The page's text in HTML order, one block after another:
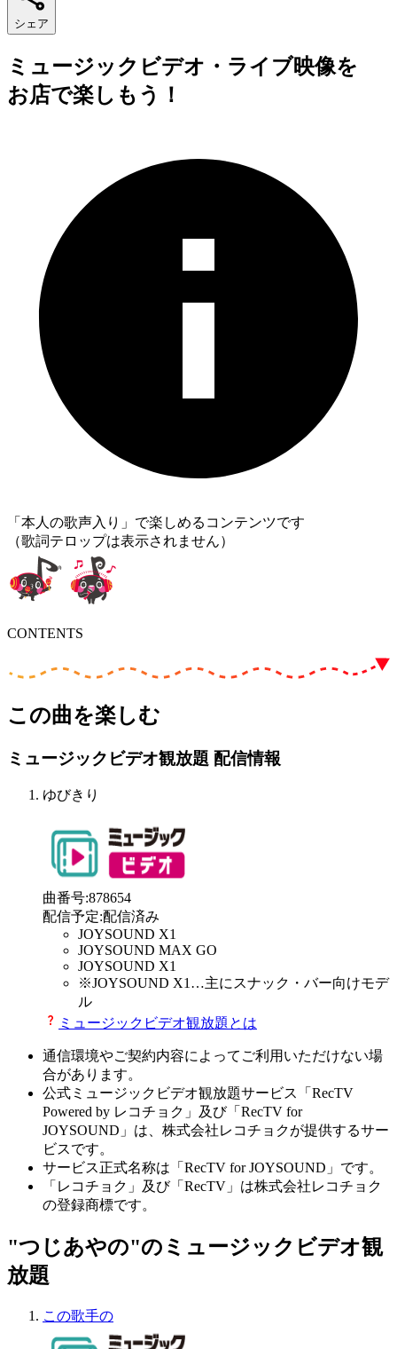
シェア
ミュージックビデオ・ライブ映像を
お店で楽しもう！
「本人の歌声入り」で楽しめるコンテンツです
（歌詞テロップは表示されません）
CONTENTS
この曲を楽しむ
ミュージックビデオ観放題 配信情報
ゆびきり
曲番号:878654
配信予定:配信済み
JOYSOUND X1
JOYSOUND MAX GO
JOYSOUND X1
※JOYSOUND X1 …主にスナック・バー向けモデ
ル
ミュージックビデオ観放題とは
通信環境やご契約内容によってご利用いただけない場
合があります。
公式ミュージックビデオ観放題サービス「RecTV
Powered by レコチョク」及び「RecTV for
JOYSOUND」は、株式会社レコチョクが提供するサー
ビスです。
サービス正式名称は「RecTV for JOYSOUND」です。
「レコチョク」及び「RecTV」は株式会社レコチョク
の登録商標です。
"つじあやの"のミュージックビデオ観
放題
この歌手の